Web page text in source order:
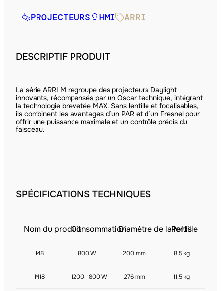
PROJECTEURS HMI ARRI
DESCRIPTIF PRODUIT
La série ARRI M regroupe des projecteurs Daylight
innovants, récompensés par un Oscar technique, intégrant
la technologie brevetée MAX. Sans lentille et focalisables,
ils combinent les avantages d’un PAR et d’un Fresnel pour
offrir une puissance maximale et un contrôle précis du
faisceau.
SPÉCIFICATIONS TECHNIQUES
Nom du produitConsommationDiamètre de la lentille
Poids
M8 800 W 200 mm 8,5 kg
M18 1200-1800 W 276 mm 11,5 kg